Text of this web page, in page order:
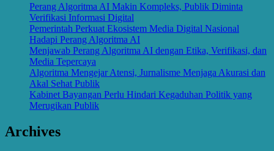
Perang Algoritma AI Makin Kompleks, Publik Diminta
Verifikasi Informasi Digital
Pemerintah Perkuat Ekosistem Media Digital Nasional
Hadapi Perang Algoritma AI
Menjawab Perang Algoritma AI dengan Etika, Verifikasi, dan
Media Tepercaya
Algoritma Mengejar Atensi, Jurnalisme Menjaga Akurasi dan
Akal Sehat Publik
Kabinet Bayangan Perlu Hindari Kegaduhan Politik yang
Merugikan Publik
Archives